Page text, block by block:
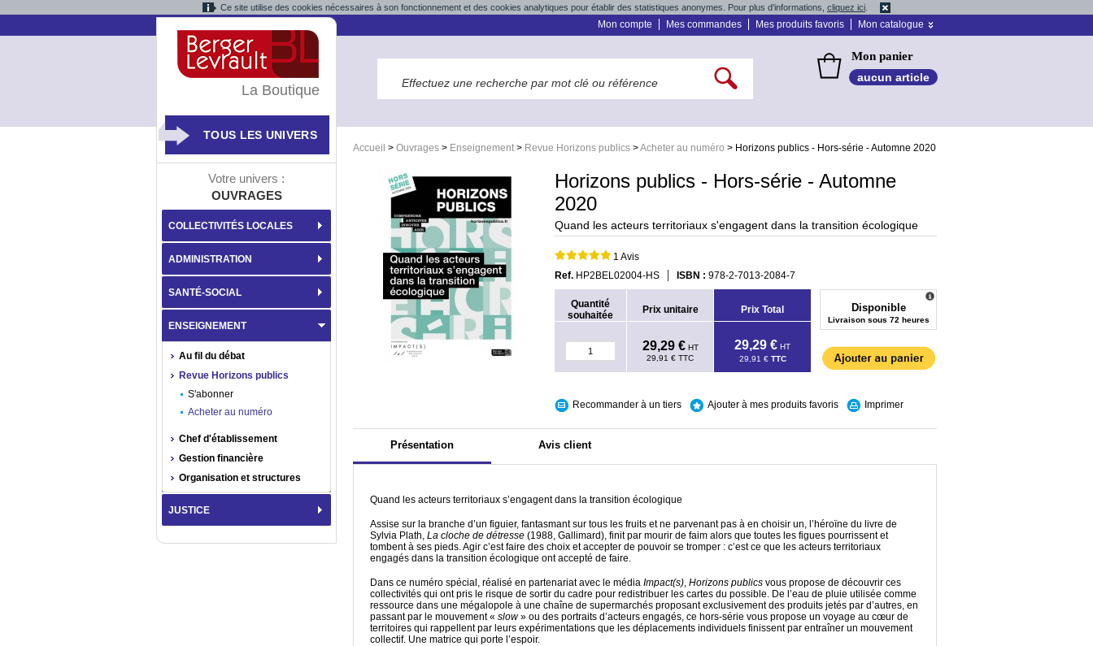
Ce site utilise des cookies nécessaires à son fonctionnement et des cookies analytiques pour établir des statistiques anonymes. Pour plus d'informations, cliquez ici
Mon compte Mes commandes Mes produits favoris Mon catalogue
Mon panier
aucun article
Accueil > Ouvrages > Enseignement > Revue Horizons publics >Acheter au numéro > Horizons publics - Hors-série - Automne 2020
Horizons publics - Hors-série - Automne
2020
Quand les acteurs territoriaux s'engagent dans la transition écologique
1 Avis
Ref. HP2BEL02004-HS ISBN : 978-2-7013-2084-7
Quantité
souhaitée
Prix unitaire Prix Total
29,29 € HT
29,91 € TTC
29,29 € HT
29,91 € TTC
Disponible
Livraison sous 72 heures
Recommander à un tiers Ajouter à mes produits favoris Imprimer
Présentation Avis client
Quand les acteurs territoriaux s’engagent dans la transition écologique
Assise sur la branche d’un figuier, fantasmant sur tous les fruits et ne parvenant pas à en choisir un, l’héroïne du livre de
Sylvia Plath, La cloche de détresse (1988, Gallimard), finit par mourir de faim alors que toutes les figues pourrissent et
tombent à ses pieds. Agir c’est faire des choix et accepter de pouvoir se tromper : c’est ce que les acteurs territoriaux
engagés dans la transition écologique ont accepté de faire.
Dans ce numéro spécial, réalisé en partenariat avec le média Impact(s), Horizons publics vous propose de découvrir ces
collectivités qui ont pris le risque de sortir du cadre pour redistribuer les cartes du possible. De l’eau de pluie utilisée comme
ressource dans une mégalopole à une chaîne de supermarchés proposant exclusivement des produits jetés par d’autres, en
passant par le mouvement « slow» ou des portraits d’acteurs engagés, ce hors-série vous propose un voyage au cœur de
territoires qui rappellent par leurs expérimentations que les déplacements individuels finissent par entraîner un mouvement
collectif. Une matrice qui porte l’espoir.
La Boutique
TOUS LES UNIVERS
Votre univers :
OUVRAGES
COLLECTIVITÉS LOCALES
ADMINISTRATION
SANTÉ-SOCIAL
ENSEIGNEMENT
Au fil du débat
Revue Horizons publics
S'abonner
Acheter au numéro
Chef d'établissement
Gestion financière
Organisation et structures
JUSTICE